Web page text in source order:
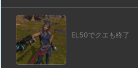
EL50でクエも終了